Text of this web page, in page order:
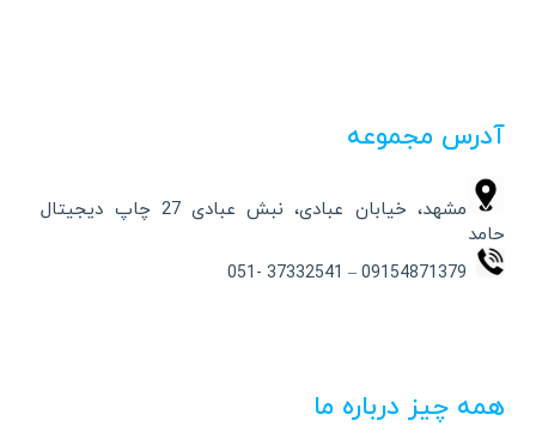
آدرس مجموعه
مشهد، خیابان عبادی، نبش عبادی 27 چاپ دیجیتال
حامد
همه چیز درباره ما